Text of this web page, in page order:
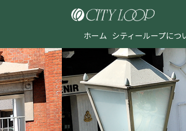
ホーム シティーループにつ